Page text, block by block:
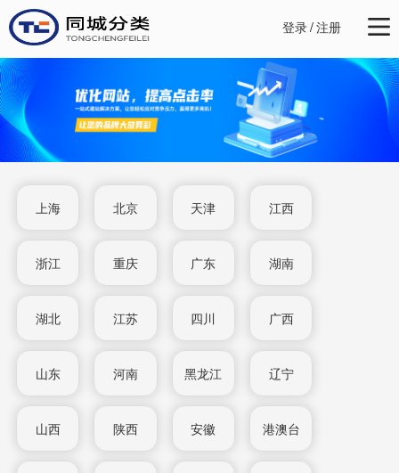
登录/注册
上海 北京 天津 江西
浙江 重庆 广东 湖南
湖北 江苏 四川 广西
山东 河南 黑龙江 辽宁
山西 陕西 安徽 港澳台